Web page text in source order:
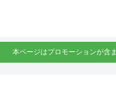
本ページはプロモーションが含